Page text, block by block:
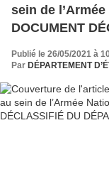
sein de
DOCUMENT
Publié le 26/05/2021 à
Par DÉPARTEMENT